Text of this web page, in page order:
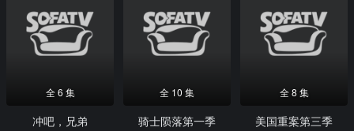
全 6 集
冲吧，兄弟
全 10 集
骑士陨落第一季
全 8 集
美国重案第三季